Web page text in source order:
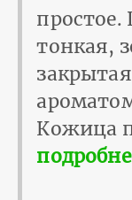
тонкая,
Кожица